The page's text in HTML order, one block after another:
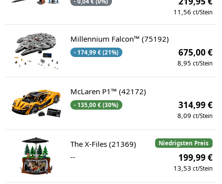
11,56 ct/Stein
Millennium Falcon™ (75192)
- 174,99 € (21%) 675,00 €
8,95 ct/Stein
McLaren P1™ (42172)
- 135,00 € (30%) 314,99 €
8,09 ct/Stein
Niedrigsten Preis
The X-Files (21369)
--
199,99 €
13,53 ct/Stein